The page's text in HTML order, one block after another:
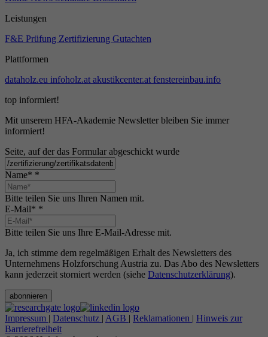
Leistungen
F&E Prüfung Zertifizierung Gutachten
Plattformen
dataholz.eu infoholz.at akustikcenter.at fenstereinbau.info
top informiert!
Mit unserem HFA-Akademie Newsletter bleiben Sie immer
informiert!
Seite, auf der das Formular abgeschickt wurde
Name* *
Bitte teilen Sie uns Ihren Namen mit.
E-Mail* *
Bitte teilen Sie uns Ihre E-Mail-Adresse mit.
Ja, ich stimme dem regelmäßigen Erhalt des Newsletters des
Unternehmens Holzforschung Austria zu. Das Abo des Newsletters
kann jederzeit storniert werden (siehe Datenschutzerklärung).
abonnieren
Impressum | Datenschutz | AGB | Reklamationen | Hinweis zur
Barrierefreiheit